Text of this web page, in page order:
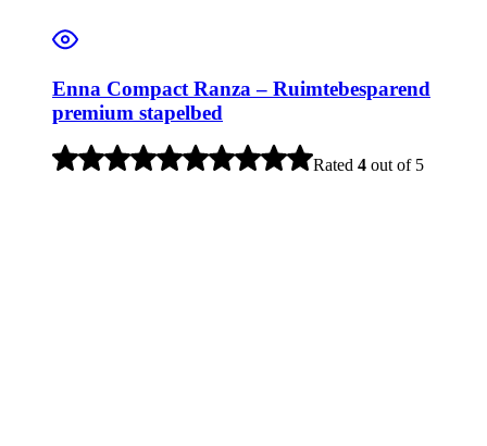
Enna Compact Ranza – Ruimtebesparend
premium stapelbed
Rated 4 out of 5